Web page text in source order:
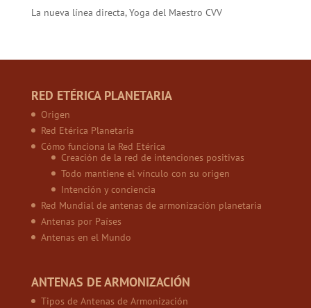
La nueva línea directa, Yoga del Maestro CVV
RED ETÉRICA PLANETARIA
Origen
Red Etérica Planetaria
Cómo funciona la Red Etérica
Creación de la red de intenciones positivas
Todo mantiene el vínculo con su origen
Intención y conciencia
Red Mundial de antenas de armonización planetaria
Antenas por Países
Antenas en el Mundo
ANTENAS DE ARMONIZACIÓN
Tipos de Antenas de Armonización